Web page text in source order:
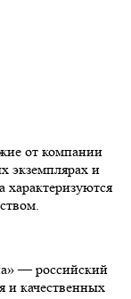
от компании
экземплярах и
характеризуются
— российский
и качественных